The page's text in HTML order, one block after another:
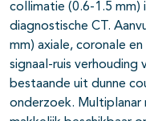
collimatie (0.6-1.5 mm)
diagnostische CT.
mm) axiale, coronale
signaal-ruis
bestaande uit dunne
onderzoek. Multiplanar